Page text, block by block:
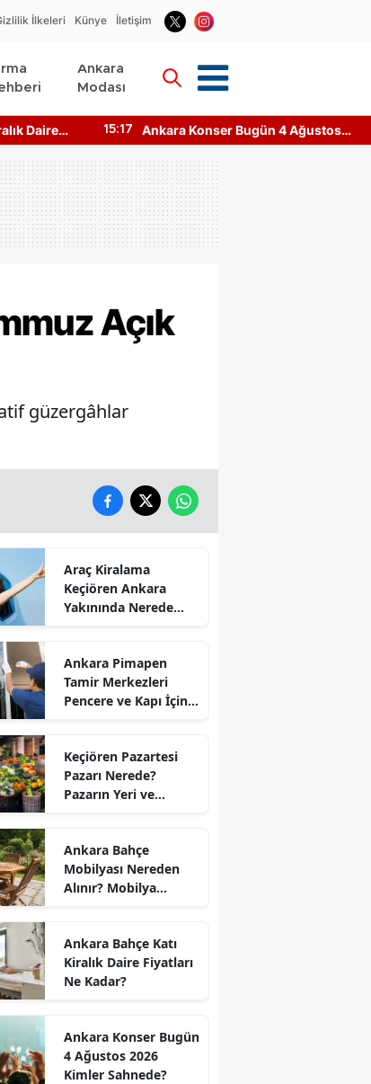
İlkeleri Künye İletişim
Ankara
Modası
4 Ağustos
23:11
Ankara Business Hotel İletişim
Bilgileri Nedir? Nasıl Ulaşılır?
Açık
güzergâhlar
Araç Kiralama
Keçiören Ankara
Yakınında Nerede
Ankara Pimapen
Tamir Merkezleri
Pencere ve Kapı İçin
Keçiören Pazartesi
Pazarı Nerede?
Pazarın Yeri ve
Ankara Bahçe
Mobilyası Nereden
Alınır? Mobilya
Ankara Bahçe Katı
Kiralık Daire Fiyatları
Ne Kadar?
Ankara Konser Bugün
4 Ağustos 2026
Kimler Sahnede?